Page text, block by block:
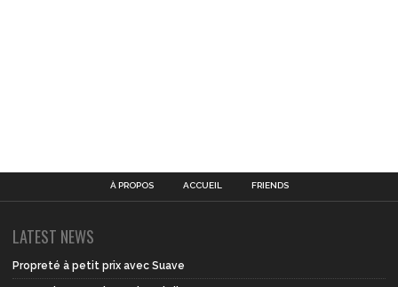
À PROPOS ACCUEIL FRIENDS
LATEST NEWS
Propreté à petit prix avec Suave